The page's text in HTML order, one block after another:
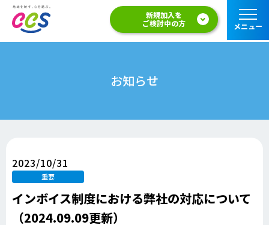
新規加入を
ご検討中の方
メニュー
お知らせ
2023/10/31
重要
インボイス制度における弊社の対応について
（2024.09.09更新）